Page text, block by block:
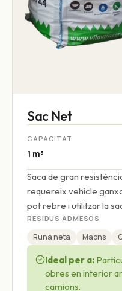
Sac Net
CAPACITAT
1 m³
Saca de gran
requereix vehicle
pot rebre i utilitzar la
RESIDUS ADMESOS
Runa neta Maons
Ideal per a:
obres en interior
camions.